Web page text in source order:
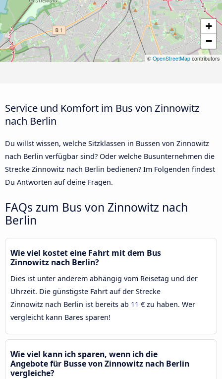
+
−
© OpenStreetMap contributors
Service und Komfort im Bus von Zinnowitz
nach Berlin
Du willst wissen, welche Sitzklassen in Bussen von Zinnowitz
nach Berlin verfügbar sind? Oder welche Busunternehmen die
Strecke Zinnowitz nach Berlin bedienen? Im Folgenden findest
Du Antworten auf deine Fragen.
FAQs zum Bus von Zinnowitz nach
Berlin
Wie viel kostet eine Fahrt mit dem Bus
Zinnowitz nach Berlin?
Dies ist unter anderem abhängig vom Reisetag und der
Uhrzeit. Die günstigste Fahrt auf der Strecke
Zinnowitz nach Berlin ist bereits ab 11 € zu haben. Wer
vergleicht kann Bares sparen!
Wie viel kann ich sparen, wenn ich die
Angebote für Busse von Zinnowitz nach Berlin
vergleiche?